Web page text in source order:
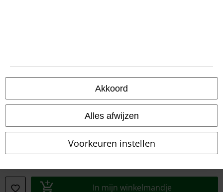
Akkoord
Alles afwijzen
Voorkeuren instellen
In mijn winkelmandje
© 1986-2026 Large Popmerchandising BV
Onze online shops
EMP France